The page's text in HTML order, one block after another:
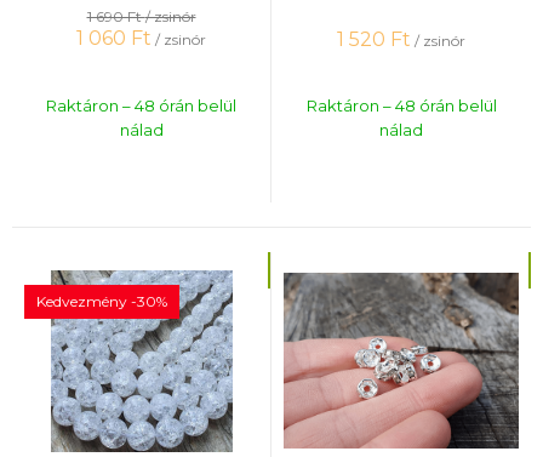
1 690 Ft/ zsinór
1 060 Ft / zsinór
Raktáron – 48 órán belül
nálad
1 520 Ft / zsinór
Raktáron – 48 órán belül
nálad
Kedvezmény -30%